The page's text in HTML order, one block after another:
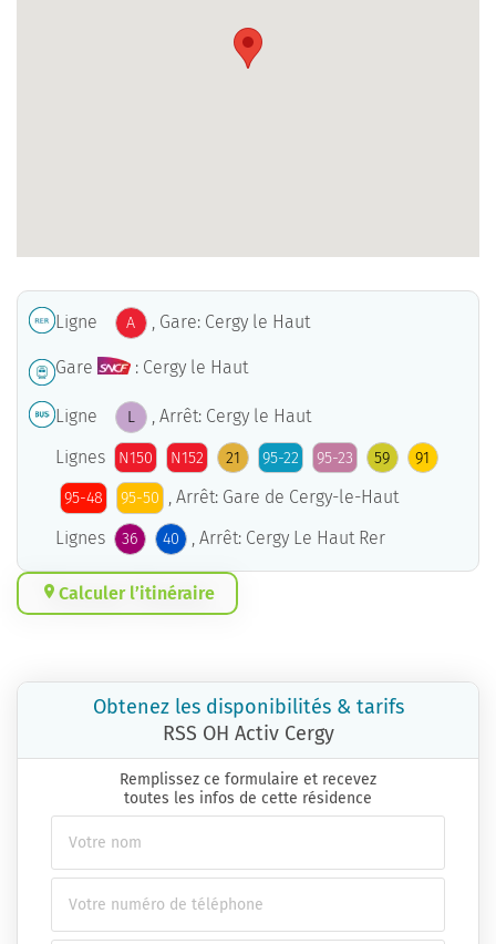
Ligne A , Gare: Cergy le Haut
Gare : Cergy le Haut
Ligne L
, Arrêt: Cergy le Haut
Lignes
N150 N152 21 95-22 95-23 59 91
95-48 95-50 , Arrêt: Gare de Cergy-le-Haut
Lignes
36 40 , Arrêt: Cergy Le Haut Rer
Calculer l’itinéraire
Obtenez les disponibilités & tarifs
RSS OH Activ Cergy
Remplissez ce formulaire et recevez
toutes les infos de cette résidence